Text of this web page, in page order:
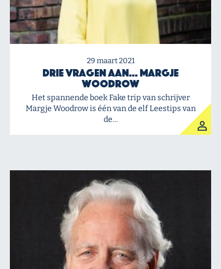
29 maart 2021
Drie vragen aan… Margje
Woodrow
Het spannende boek Fake trip van schrijver
Margje Woodrow is één van de elf Leestips van
de…